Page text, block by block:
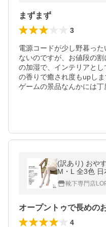
まずまず
3
電源コードが少し野暮っ
ないのですが、お値段の
の加湿で、インテリアと
の香りで癒され度もupしま
ゲームの景品なんかには丁
(訳あり) おや
M・L 全3色 日
ヒップアップ
靴下専門店
4